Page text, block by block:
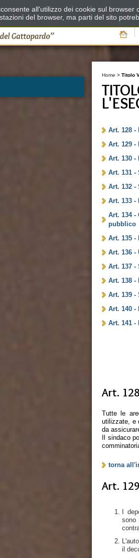
Home >Titolo
Art. 128 -
Art. 129 -
Art. 130
Art. 131
Art. 132
Art. 133
Art. 134
pubblico
Art. 135 -
Art. 136 -
Art. 137
Art. 138
Art. 139
Art. 140
Art. 141
Art.
Tutte le
utilizzate, e
da
Il sindaco
torna
Art.
I
sono
il
all'utilizzo dei cookie sul browser
del browser, ma parti del sito